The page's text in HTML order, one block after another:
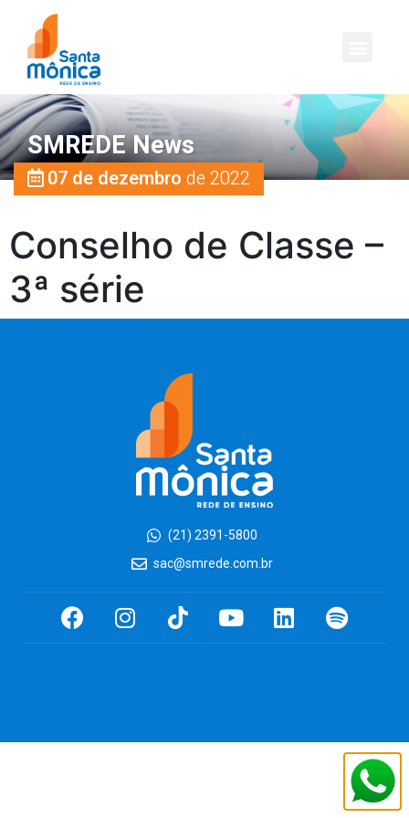
SMREDE News
07 de dezembro de 2022
Conselho de Classe –
3ª série
(21) 2391-5800
sac@smrede.com.br